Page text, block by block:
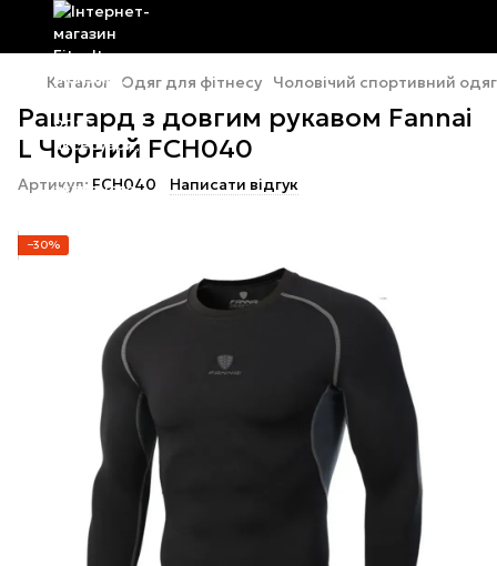
Каталог Одяг для фітнесу Чоловічий спортивний одяг
Рашгард з довгим рукавом Fannai
L Чорний FCH040
Артикул: FCH040 Написати відгук
−30%